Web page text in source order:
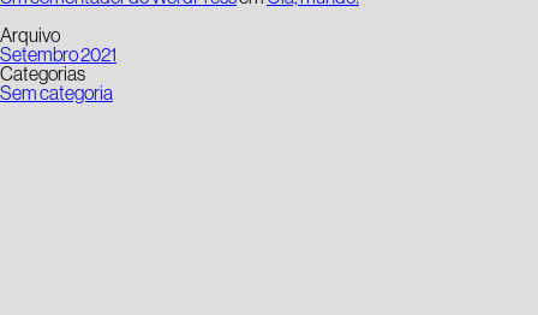
Arquivo
Setembro 2021
Categorias
Sem categoria